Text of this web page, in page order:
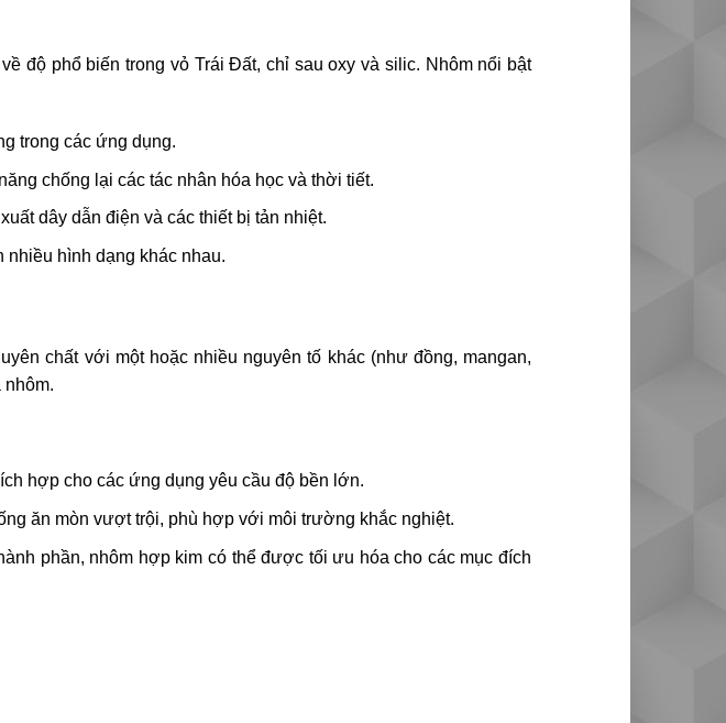
độ phổ biến trong vỏ Trái Đất, chỉ sau oxy và silic. Nhôm nổi bật
trong các ứng dụng.
chống lại các tác nhân hóa học và thời tiết.
dây dẫn điện và các thiết bị tản nhiệt.
nhiều hình dạng khác nhau.
chất với một hoặc nhiều nguyên tố khác (như đồng, mangan,
nhôm.
hợp cho các ứng dụng yêu cầu độ bền lớn.
ăn mòn vượt trội, phù hợp với môi trường khắc nghiệt.
phần, nhôm hợp kim có thể được tối ưu hóa cho các mục đích